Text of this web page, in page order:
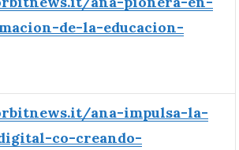
de-la-educacion-
ana-impulsa-la-
co-creando-